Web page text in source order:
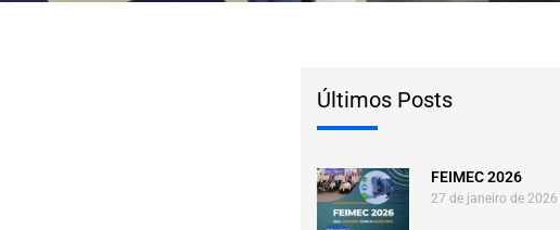
Últimos Posts
FEIMEC 2026
27 de janeiro de 2026